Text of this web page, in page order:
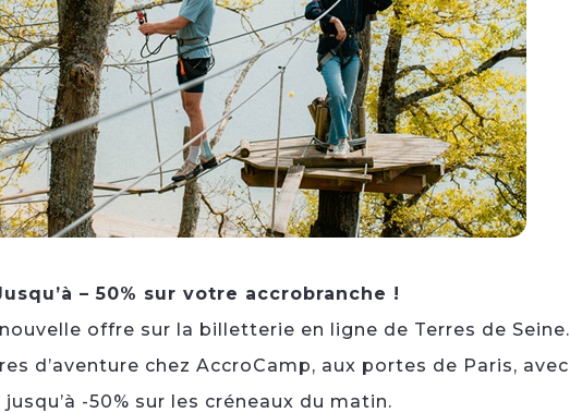
du soir avec Planche et tapas)
01/05 au 31/08.
mercredi et dimanche.
mai à fin août
lundi au jeudi
à 14h et de 19h à 22h
vendredi au samedi
à 14h et de 19h à 22h30.
acceptés : Oui
Animaux acceptés
– 50% sur votre accrobranche !
offre sur la billetterie en ligne de Terres de Seine.
d’aventure chez AccroCamp, aux portes de Paris, avec
jusqu’à -50% sur les créneaux du matin.